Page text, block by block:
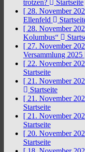
trotzen?
Startseite
[ 28. November
Ellenfeld
[ 28. November
Kolumbus“
[ 27. November
Versammlung 2025
[ 22. November
Startseite
[ 21. November
Startseite
[ 21. November
Startseite
[ 21. November
Startseite
[ 20. November
Startseite